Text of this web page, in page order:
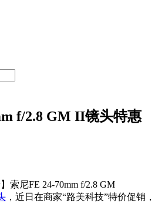
f/2.8 GM II镜头特惠
索尼FE 24-70mm f/2.8 GM
，近日在商家“路美科技”特价促销，